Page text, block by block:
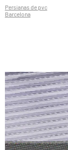
Persianas de pvc
Barcelona